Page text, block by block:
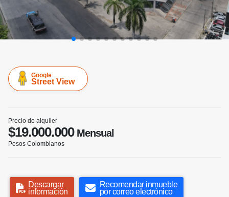
Google
Street View
Precio de alquiler
$19.000.000Mensual
Pesos Colombianos
Descargar
información
Recomendar inmueble
por correo electrónico